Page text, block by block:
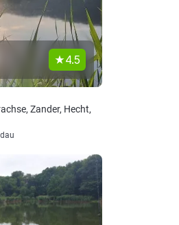
4.5
Zander, Hecht,